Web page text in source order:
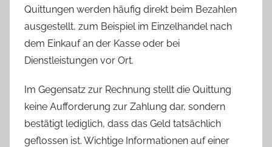
Quittungen werden häufig direkt beim Bezahlen
ausgestellt, zum Beispiel im Einzelhandel nach
dem Einkauf an der Kasse oder bei
Dienstleistungen vor Ort.
Im Gegensatz zur Rechnung stellt die Quittung
keine Aufforderung zur Zahlung dar, sondern
bestätigt lediglich, dass das Geld tatsächlich
geflossen ist. Wichtige Informationen auf einer